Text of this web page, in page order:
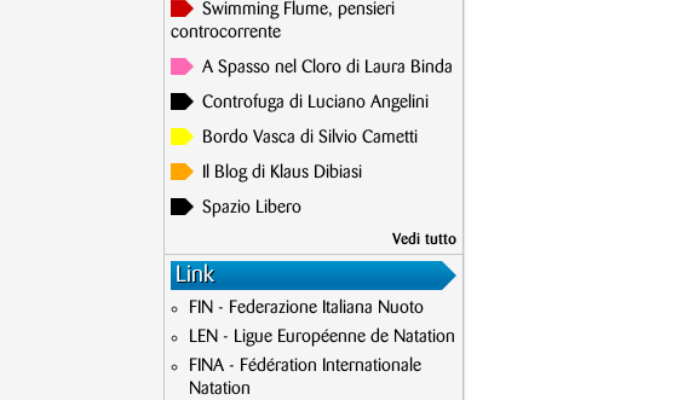
Swimming Flume, pensieri
controcorrente
A Spasso nel Cloro di Laura Binda
Controfuga di Luciano Angelini
Bordo Vasca di Silvio Cametti
Il Blog di Klaus Dibiasi
Spazio Libero
Vedi tutto
Link
FIN - Federazione Italiana Nuoto
LEN - Ligue Européenne de Natation
FINA - Fédération Internationale
Natation